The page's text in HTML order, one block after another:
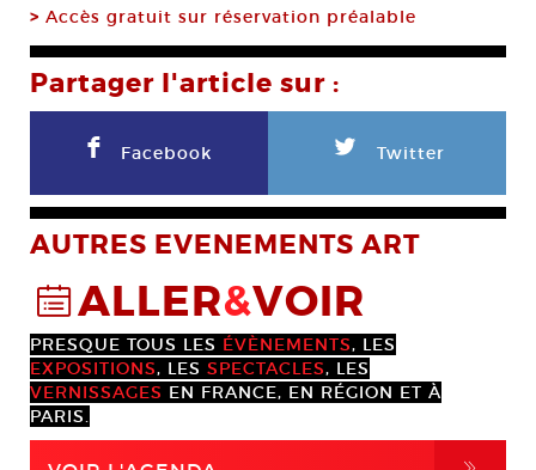
> Accès gratuit sur réservation préalable
Partager l'article sur :
F Facebook L Twitter
AUTRES EVENEMENTS ART
@ALLER&VOIR
PRESQUE TOUS LES ÉVÈNEMENTS, LES
EXPOSITIONS, LES SPECTACLES, LES
VERNISSAGES EN FRANCE, EN RÉGION ET À
PARIS.